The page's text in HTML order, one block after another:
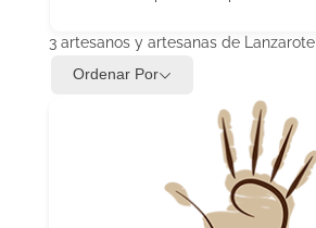
3 artesanos y artesanas de Lanzarote
Ordenar Por